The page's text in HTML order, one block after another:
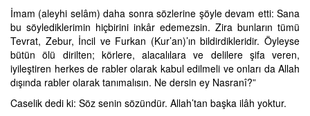
İmam (aleyhi selâm) daha sonra sözlerine şöyle devam etti: Sana
bu söylediklerimin hiçbirini inkâr edemezsin. Zira bunların tümü
Tevrat, Zebur, İncil ve Furkan (Kur’an)’ın bildirdikleridir. Öyleyse
bütün ölü dirilten; körlere, alacalılara ve delilere şifa veren,
iyileştiren herkes de rabler olarak kabul edilmeli ve onları da Allah
dışında rabler olarak tanımalısın. Ne dersin ey Nasranî?”
Caselik dedi ki: Söz senin sözündür. Allah’tan başka ilâh yoktur.